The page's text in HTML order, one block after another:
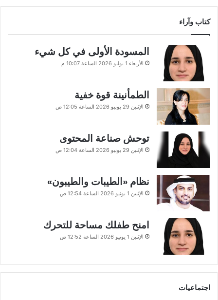
كتاب وآراء
المسودة الأولى في كل شيء
الأربعاء 1 يوليو 2026 الساعة 10:07 م
الطمأنينة قوة خفية
الإثنين 29 يونيو 2026 الساعة 12:05 ص
توحش صناعة المحتوى
الإثنين 29 يونيو 2026 الساعة 12:04 ص
نظام «الطيبات والطيبون»
الإثنين 1 يونيو 2026 الساعة 12:54 ص
امنح طفلك مساحة للتحرك
الإثنين 1 يونيو 2026 الساعة 12:52 ص
اجتماعيات